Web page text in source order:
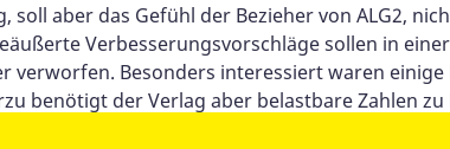
aber das Gefühl der Bezieher von ALG2,
Verbesserungsvorschläge sollen in
Besonders interessiert waren
benötigt der Verlag aber belastbare Zahlen